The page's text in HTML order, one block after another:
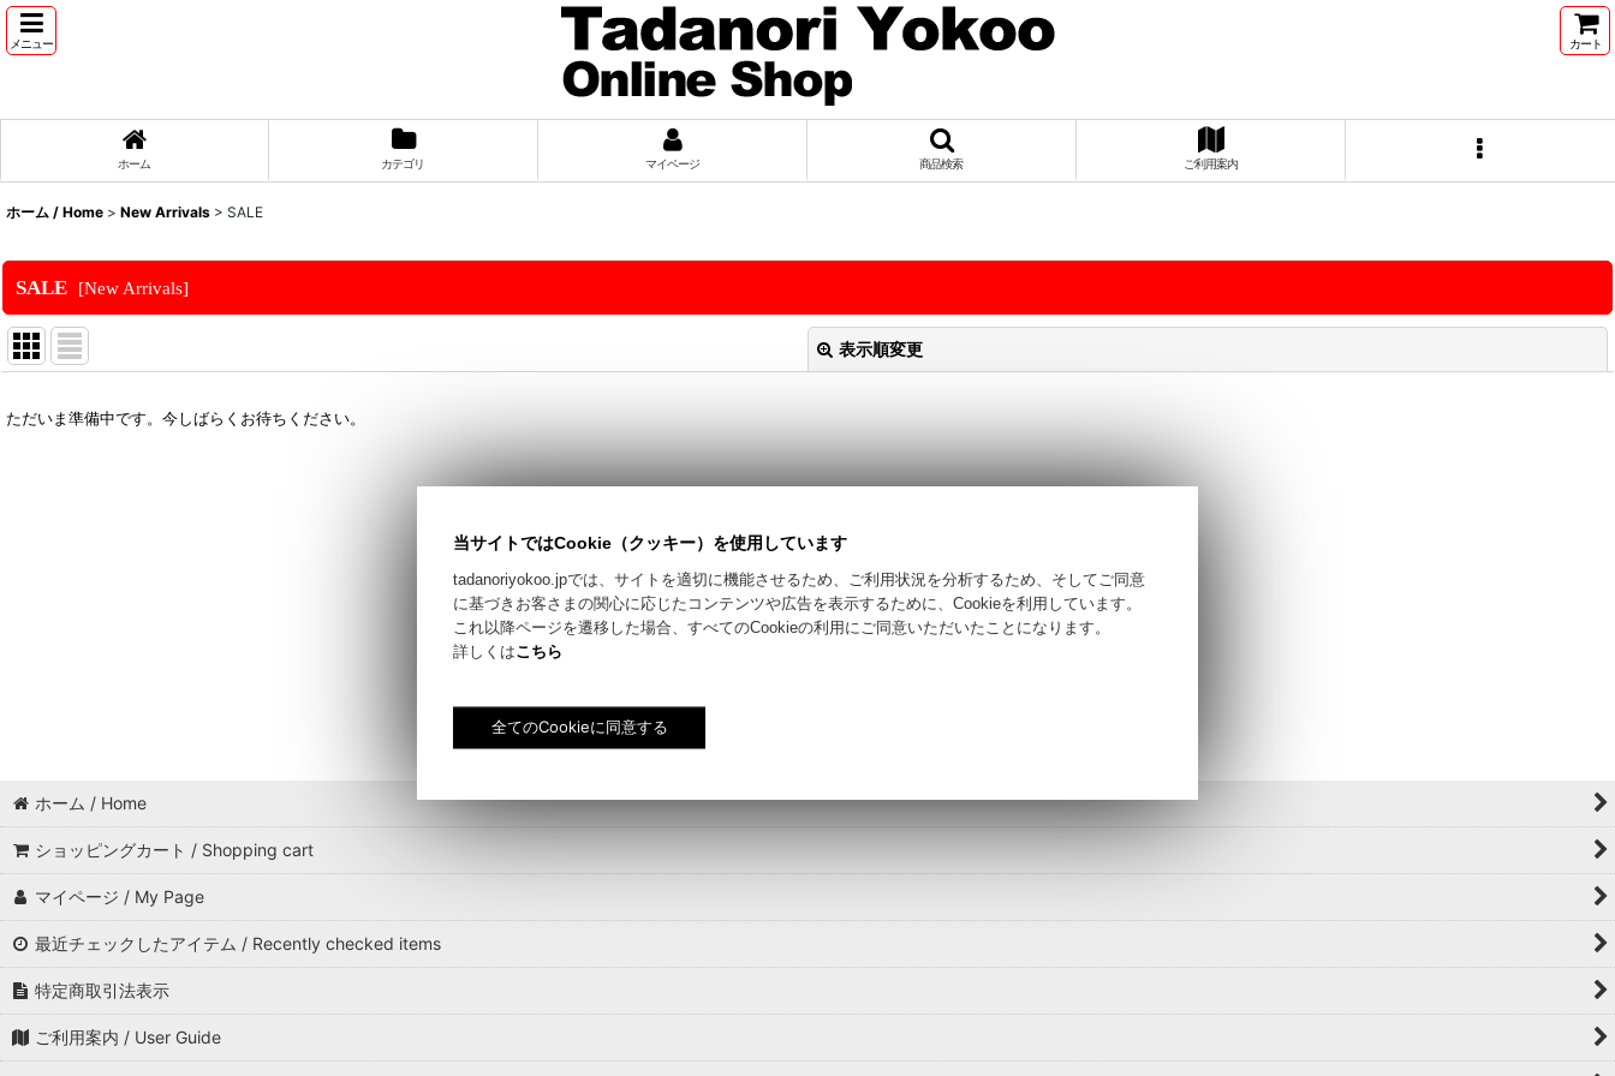
メニュー カート
ホーム カテゴリ マイページ 商品検索 ご利用案内
ホーム / Home > New Arrivals > SALE
SALE [New Arrivals]
表示順変更
表示数:
絞り込む
ただいま準備中です。今しばらくお待ちください。
ホーム / Home
ショッピングカート / Shopping cart
マイページ / My Page
最近チェックしたアイテム / Recently checked items
特定商取引法表示
ご利用案内 / User Guide
当サイトではCookie（クッキー）を使用しています
tadanoriyokoo.jpでは、サイトを適切に機能させるため、ご利用状況を分析するため、そしてご同意
に基づきお客さまの関心に応じたコンテンツや広告を表示するために、Cookieを利用しています。
これ以降ページを遷移した場合、すべてのCookieの利用にご同意いただいたことになります。
詳しくはこちら